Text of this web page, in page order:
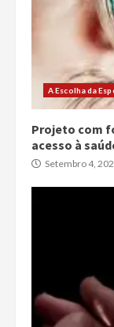
A Escolha da
Projeto com
acesso à
Setembro 4,